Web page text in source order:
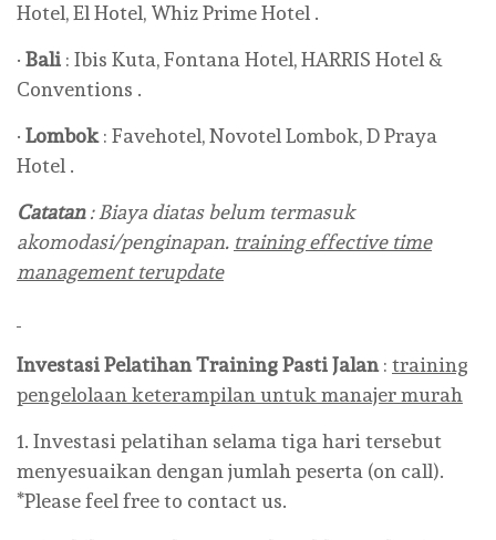
Hotel, El Hotel, Whiz Prime Hotel .
· Bali : Ibis Kuta, Fontana Hotel, HARRIS Hotel &
Conventions .
· Lombok: Favehotel, Novotel Lombok, D Praya
Hotel .
Catatan: Biaya diatas belum termasuk
akomodasi/penginapan. training effective time
management terupdate
Investasi Pelatihan TrainingPasti Jalan: training
pengelolaan keterampilan untuk manajer murah
1. Investasi pelatihan selama tiga hari tersebut
menyesuaikan dengan jumlah peserta (on call).
*Please feel free to contact us.